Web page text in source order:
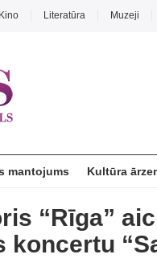
Kino Literatūra Muzeji
mantojums Kultūra
“Rīga”
koncertu